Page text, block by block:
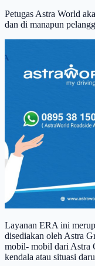
Petugas Astra World
dan di manapun
Layanan ERA ini
disediakan oleh Astra
mobil- mobil dari Astra
kendala atau situasi